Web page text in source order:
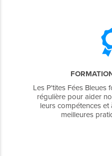
Les P'tites Fées Bleues
régulière pour aider
leurs compétences
meilleures